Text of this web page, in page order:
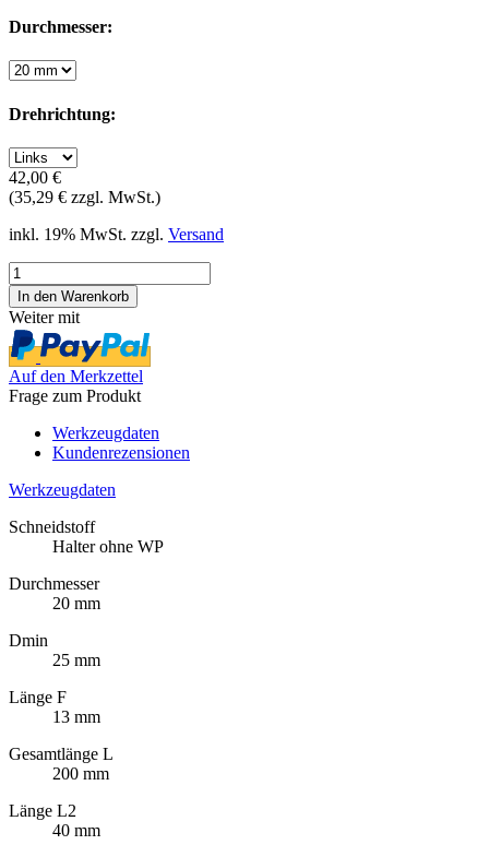
Durchmesser:
Drehrichtung:
42,00 €
(35,29 € zzgl. MwSt.)
inkl. 19% MwSt. zzgl. Versand
Weiter mit
Auf den Merkzettel
Frage zum Produkt
Werkzeugdaten
Kundenrezensionen
Werkzeugdaten
Schneidstoff
Halter ohne WP
Durchmesser
20 mm
Dmin
25 mm
Länge F
13 mm
Gesamtlänge L
200 mm
Länge L2
40 mm